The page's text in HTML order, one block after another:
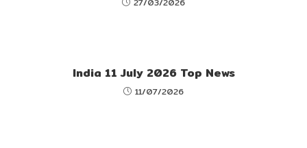
India 11 July 2026 Top News
11/07/2026